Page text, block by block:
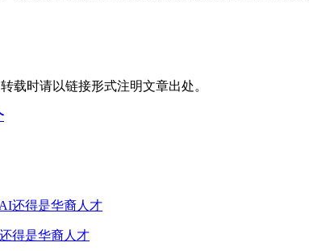
载时请以链接形式注明文章出处。
得是华裔人才